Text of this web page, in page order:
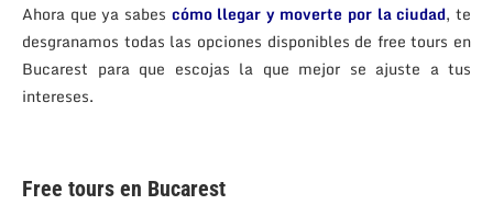
Ahora que ya sabes cómo llegar y moverte por la ciudad, te
desgranamos todas las opciones disponibles de free tours en
Bucarest para que escojas la que mejor se ajuste a tus
intereses.
Free tours en Bucarest